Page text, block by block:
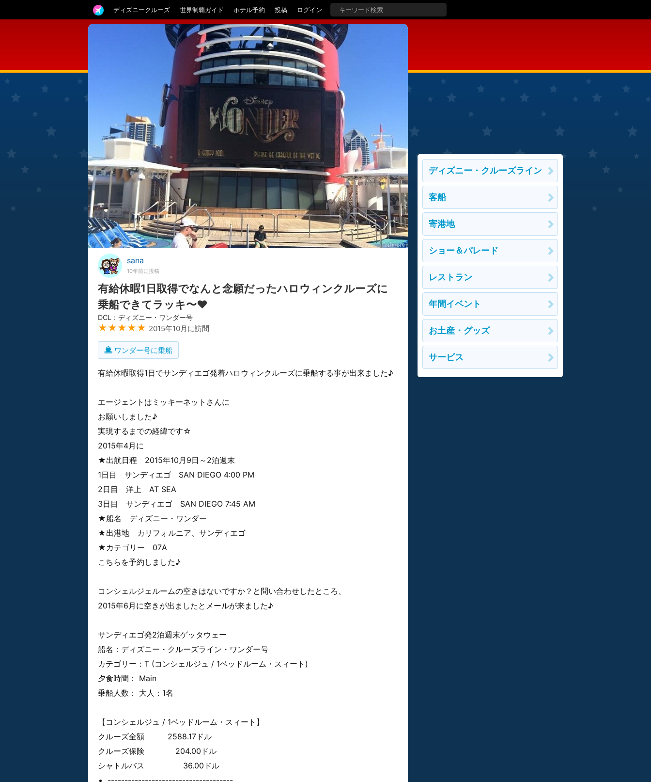
ディズニークルーズ 世界制覇ガイド ホテル予約 投稿 ログイン
sana
10年前に投稿
有給休暇1日取得でなんと念願だったハロウィンクルーズに
乗船できてラッキ〜❤️
DCL：ディズニー・ワンダー号
★★★★★ 2015年10月に訪問
ワンダー号に乗船
有給休暇取得1日でサンディエゴ発着ハロウィンクルーズに乗船する事が出来ました♪
エージェントはミッキーネットさんに
お願いしました♪
実現するまでの経緯です☆
2015年4月に
★出航日程 2015年10月9日～2泊週末
1日目 サンディエゴ SAN DIEGO 4:00 PM
2日目 洋上 AT SEA
3日目 サンディエゴ SAN DIEGO 7:45 AM
★船名 ディズニー・ワンダー
★出港地 カリフォルニア、サンディエゴ
★カテゴリー 07A
こちらを予約しました♪
コンシェルジェルームの空きはないですか？と問い合わせしたところ、
2015年6月に空きが出ましたとメールが来ました♪
サンディエゴ発2泊週末ゲッタウェー
船名：ディズニー・クルーズライン・ワンダー号
カテゴリー：T (コンシェルジュ / 1ベッドルーム・スィート)
夕食時間： Main
乗船人数： 大人：1名
【コンシェルジュ / 1ベッドルーム・スィート】
クルーズ全額 2588.17ドル
クルーズ保険 204.00ドル
シャトルバス 36.00ドル
ディズニー・クルーズライン
客船
寄港地
ショー＆パレード
レストラン
年間イベント
お土産・グッズ
サービス